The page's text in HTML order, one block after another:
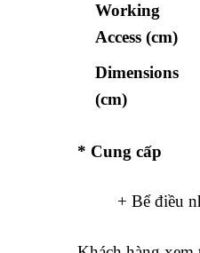
Working
Access (cm)
Dimensions
(cm)
* Cung cấp
+ Bể điều